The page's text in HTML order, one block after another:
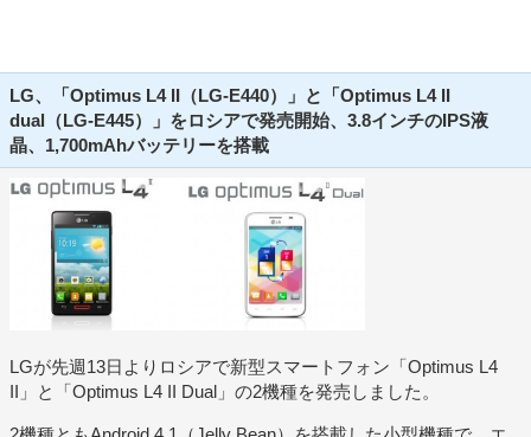
LG、「Optimus L4 II（LG-E440）」と「Optimus L4 II
dual（LG-E445）」をロシアで発売開始、3.8インチのIPS液
晶、1,700mAhバッテリーを搭載
LGが先週13日よりロシアで新型スマートフォン「Optimus L4
II」と「Optimus L4 II Dual」の2機種を発売しました。